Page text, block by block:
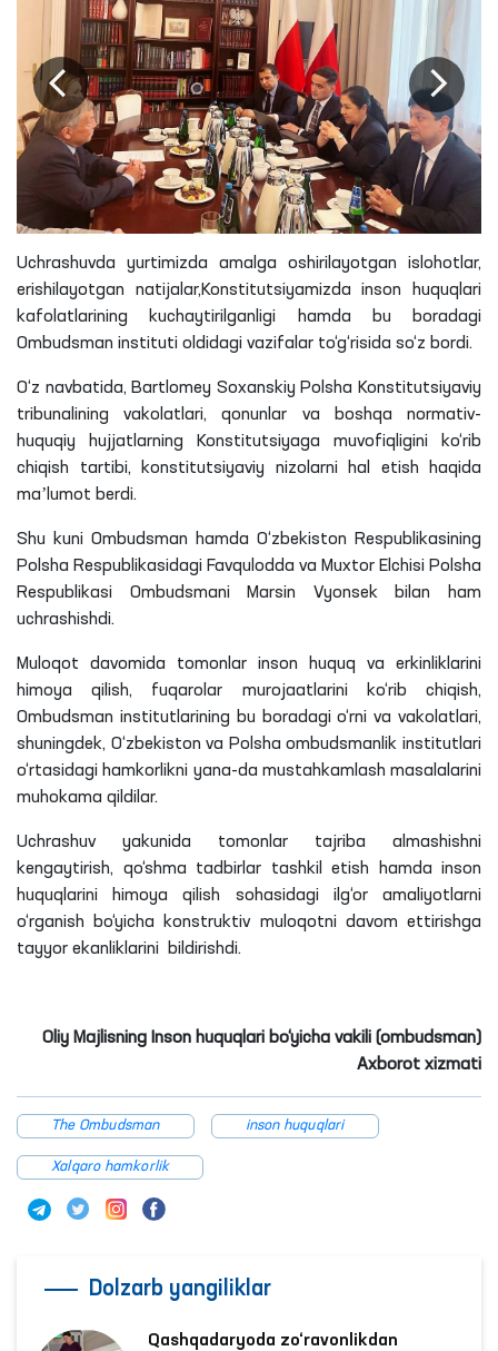
Uchrashuvda yurtimizda amalga oshirilayotgan islohotlar,
erishilayotgan natijalar,Konstitutsiyamizda inson huquqlari
kafolatlarining kuchaytirilganligi hamda bu boradagi
Ombudsman instituti oldidagi vazifalar to‘g‘risida so‘z bordi.
O‘z navbatida, Bartlomey Soxanskiy Polsha Konstitutsiyaviy
tribunalining vakolatlari, qonunlar va boshqa normativ-
huquqiy hujjatlarning Konstitutsiyaga muvofiqligini ko‘rib
chiqish tartibi, konstitutsiyaviy nizolarni hal etish haqida
maʼlumot berdi.
Shu kuni Ombudsman hamda O‘zbekiston Respublikasining
Polsha Respublikasidagi Favqulodda va Muxtor Elchisi Polsha
Respublikasi Ombudsmani Marsin Vyonsek bilan ham
uchrashishdi.
Muloqot davomida tomonlar inson huquq va erkinliklarini
himoya qilish, fuqarolar murojaatlarini ko‘rib chiqish,
Ombudsman institutlarining bu boradagi o‘rni va vakolatlari,
shuningdek, O‘zbekiston va Polsha ombudsmanlik institutlari
o‘rtasidagi hamkorlikni yana-da mustahkamlash masalalarini
muhokama qildilar.
Uchrashuv yakunida tomonlar tajriba almashishni
kengaytirish, qo‘shma tadbirlar tashkil etish hamda inson
huquqlarini himoya qilish sohasidagi ilg‘or amaliyotlarni
o‘rganish bo‘yicha konstruktiv muloqotni davom ettirishga
tayyor ekanliklarini bildirishdi.
Oliy Majlisning Inson huquqlari bo‘yicha vakili (ombudsman)
Axborot xizmati
The Ombudsman inson huquqlari
Xalqaro hamkorlik
Dolzarb yangiliklar
Qashqadaryoda zo‘ravonlikdan